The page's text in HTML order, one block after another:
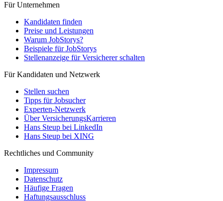
Für Unternehmen
Kandidaten finden
Preise und Leistungen
Warum JobStorys?
Beispiele für JobStorys
Stellenanzeige für Versicherer schalten
Für Kandidaten und Netzwerk
Stellen suchen
Tipps für Jobsucher
Experten-Netzwerk
Über VersicherungsKarrieren
Hans Steup bei LinkedIn
Hans Steup bei XING
Rechtliches und Community
Impressum
Datenschutz
Häufige Fragen
Haftungsausschluss